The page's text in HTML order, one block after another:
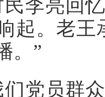
民李亮回
起。老王
。”
员群众